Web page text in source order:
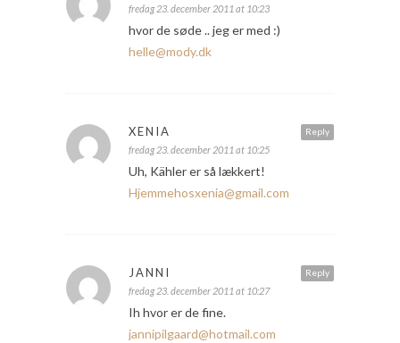
fredag 23. december 2011 at 10:23
hvor de søde .. jeg er med :)
helle@mody.dk
Reply
XENIA
fredag 23. december 2011 at 10:25
Uh, Kähler er så lækkert!
Hjemmehosxenia@gmail.com
Reply
JANNI
fredag 23. december 2011 at 10:27
Ih hvor er de fine.
jannipilgaard@hotmail.com